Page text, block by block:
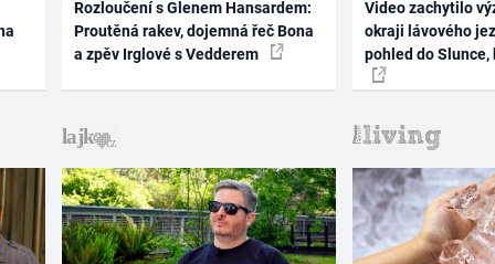
Rozloučení s Glenem Hansardem:
Proutěná rakev, dojemná řeč Bona
a zpěv Irglové s Vedderem
Video zachytilo
okraji lávového
pohled do